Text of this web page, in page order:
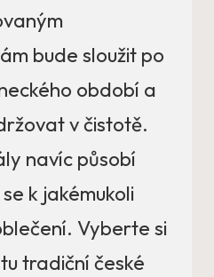
bude sloužit po
období a
v čistotě.
navíc působí
k jakémukoli
Vyberte si
tradiční české